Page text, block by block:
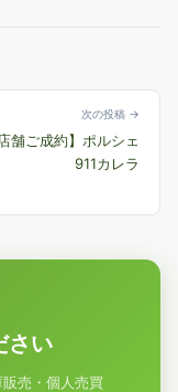
次の投稿 →
店舗ご成約】ポルシェ
911カレラ
さい
売・個人売買